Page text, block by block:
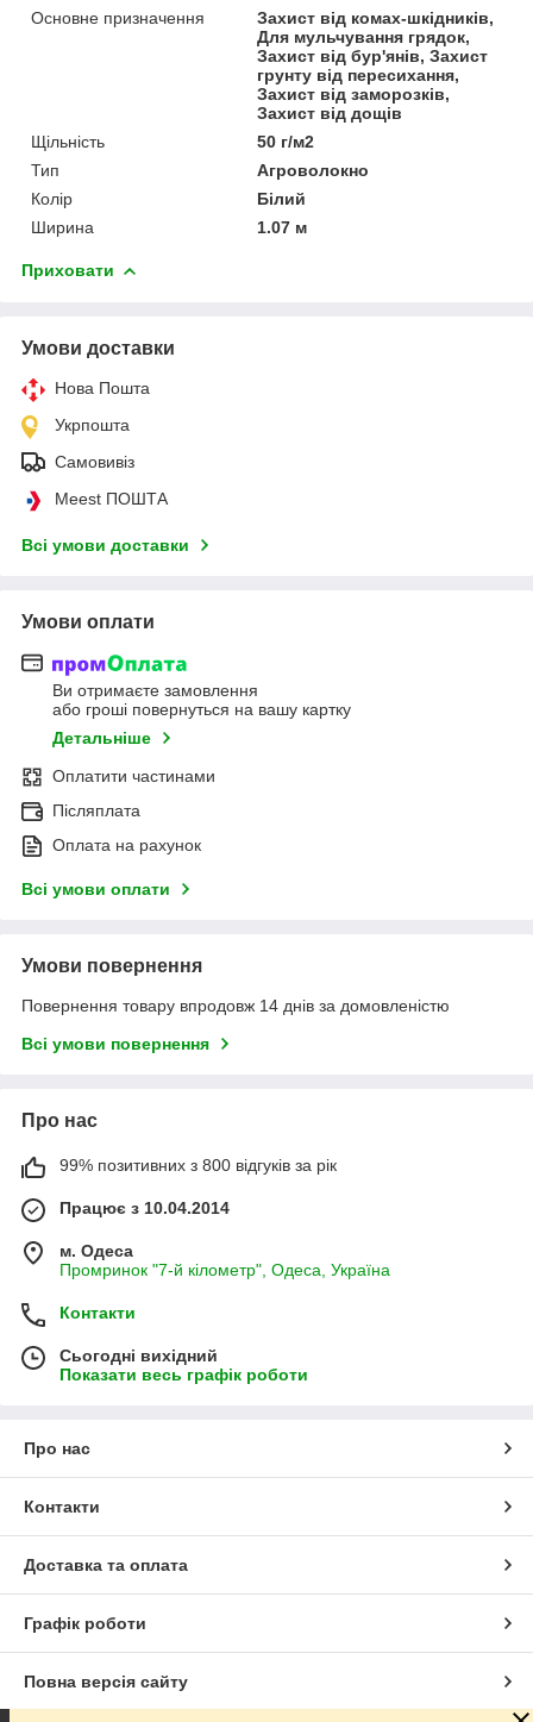
Основне призначення
Захист від комах-шкідників,
Для мульчування грядок,
Захист від бур'янів, Захист
грунту від пересихання,
Захист від заморозків,
Захист від дощів
Щільність
50 г/м2
Тип
Агроволокно
Колір
Білий
Ширина
1.07 м
Приховати
Умови доставки
Нова Пошта
Укрпошта
Самовивіз
Meest ПОШТА
Всі умови доставки
Умови оплати
Ви отримаєте замовлення
або гроші повернуться на вашу картку
Детальніше
Оплатити частинами
Післяплата
Оплата на рахунок
Всі умови оплати
Умови повернення
Повернення товару впродовж 14 днів за домовленістю
Всі умови повернення
Про нас
99% позитивних з 800 відгуків за рік
Працює з 10.04.2014
м. Одеса
Промринок "7-й кілометр", Одеса, Україна
Контакти
Сьогодні вихідний
Показати весь графік роботи
Про нас
Контакти
Доставка та оплата
Графік роботи
Повна версія сайту